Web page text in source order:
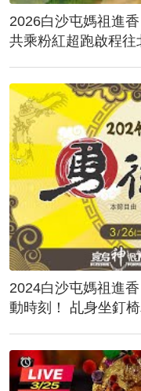
2026白沙屯媽祖進
共乘粉紅超跑啟程
2024白沙屯媽祖進
動時刻！ 乩身坐釘